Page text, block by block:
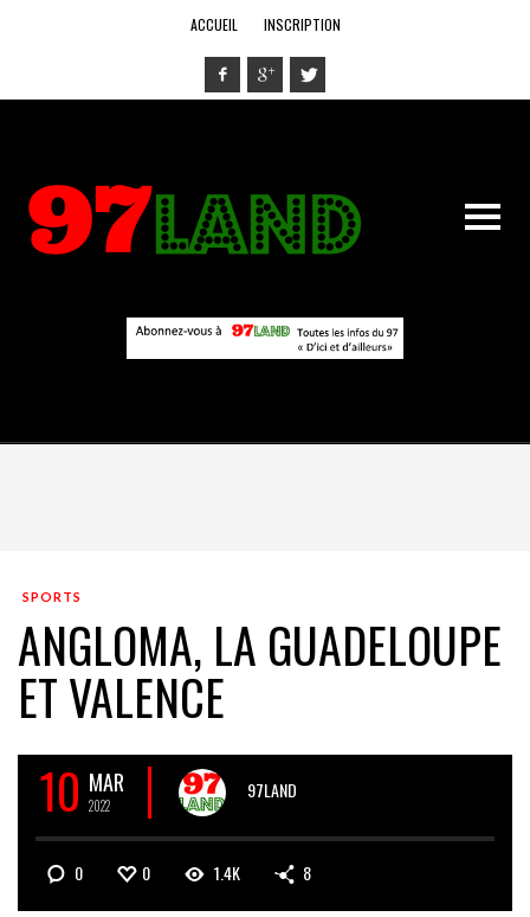
ACCUEIL INSCRIPTION
SPORTS
ANGLOMA, LA GUADELOUPE
ET VALENCE
10 MAR
2022
97LAND
0 0 1.4K 8